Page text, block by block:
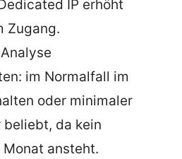
IP erhöht
Zugang.
im Normalfall im
oder minimaler
beliebt, da kein
ansteht.